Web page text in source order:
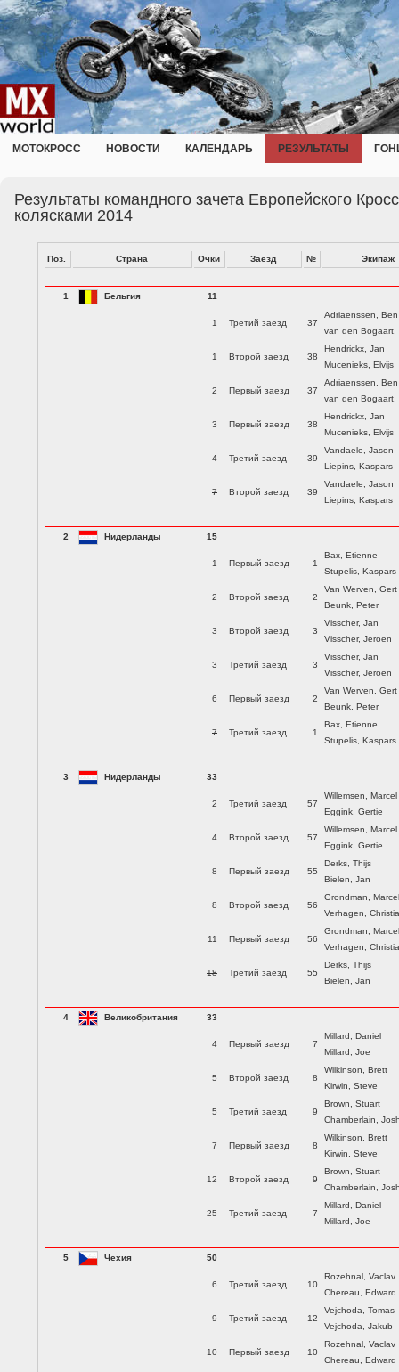
МОТОКРОСС НОВОСТИ КАЛЕНДАРЬ РЕЗУЛЬТАТЫ
Результаты командного зачета Европейского
колясками 2014
Поз. Страна Очки Заезд № Экипаж
1 Бельгия 11
1 Третий заезд 37
Adriaenssen, Ben
van den Bogaart,
1 Второй заезд 38
Hendrickx, Jan
Mucenieks, Elvijs
2 Первый заезд 37
Adriaenssen, Ben
van den Bogaart,
3 Первый заезд 38
Hendrickx, Jan
Mucenieks, Elvijs
4 Третий заезд 39
Vandaele, Jason
Liepins, Kaspars
7 Второй заезд 39
Vandaele, Jason
Liepins, Kaspars
2 Нидерланды 15
1 Первый заезд 1
Bax, Etienne
Stupelis, Kaspars
2 Второй заезд 2
Van Werven, Gert
Beunk, Peter
3 Второй заезд 3
Visscher, Jan
Visscher, Jeroen
3 Третий заезд 3
Visscher, Jan
Visscher, Jeroen
6 Первый заезд 2
Van Werven, Gert
Beunk, Peter
7 Третий заезд 1
Bax, Etienne
Stupelis, Kaspars
3 Нидерланды 33
2 Третий заезд 57
Willemsen, Marcel
Eggink, Gertie
4 Второй заезд 57
Willemsen, Marcel
Eggink, Gertie
8 Первый заезд 55
Derks, Thijs
Bielen, Jan
8 Второй заезд 56
Grondman, Marcel
Verhagen,
11 Первый заезд 56
Grondman, Marcel
Verhagen,
18 Третий заезд 55
Derks, Thijs
Bielen, Jan
4 Великобритания 33
4 Первый заезд 7
Millard, Daniel
Millard, Joe
5 Второй заезд 8
Wilkinson, Brett
Kirwin, Steve
5 Третий заезд 9
Brown, Stuart
Chamberlain,
7 Первый заезд 8
Wilkinson, Brett
Kirwin, Steve
12 Второй заезд 9
Brown, Stuart
Chamberlain,
25 Третий заезд 7
Millard, Daniel
Millard, Joe
5 Чехия 50
6 Третий заезд 10
Rozehnal, Vaclav
Chereau, Edward
9 Третий заезд 12
Vejchoda, Tomas
Vejchoda, Jakub
10 Первый заезд 10
Rozehnal, Vaclav
Chereau, Edward